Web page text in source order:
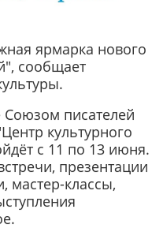
ярмарка нового
сообщает
писателей
культурного
с 11 по 13 июня.
презентации
мастер-классы,